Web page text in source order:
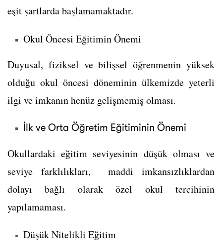
eşit şartlarda başlamamaktadır.
Okul Öncesi Eğitimin Önemi
Duyusal, fiziksel ve bilişsel öğrenmenin yüksek
olduğu okul öncesi döneminin ülkemizde yeterli
ilgi ve imkanın henüz gelişmemiş olması.
İlk ve Orta Öğretim Eğitiminin Önemi
Okullardaki eğitim seviyesinin düşük olması ve
seviye farklılıkları, maddi imkansızlıklardan
dolayı bağlı olarak özel okul tercihinin
yapılamaması.
Düşük Nitelikli Eğitim